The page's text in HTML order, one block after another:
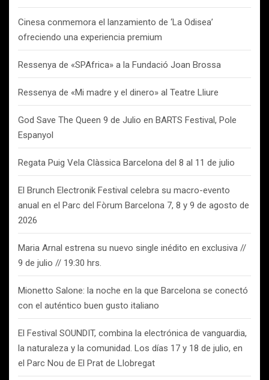
Cinesa conmemora el lanzamiento de ‘La Odisea’
ofreciendo una experiencia premium
Ressenya de «SPAfrica» a la Fundació Joan Brossa
Ressenya de «Mi madre y el dinero» al Teatre Lliure
God Save The Queen 9 de Julio en BARTS Festival, Pole
Espanyol
Regata Puig Vela Clàssica Barcelona del 8 al 11 de julio
El Brunch Electronik Festival celebra su macro-evento
anual en el Parc del Fòrum Barcelona 7, 8 y 9 de agosto de
2026
Maria Arnal estrena su nuevo single inédito en exclusiva //
9 de julio // 19:30 hrs.
Mionetto Salone: la noche en la que Barcelona se conectó
con el auténtico buen gusto italiano
El Festival SOUNDIT, combina la electrónica de vanguardia,
la naturaleza y la comunidad. Los días 17 y 18 de julio, en
el Parc Nou de El Prat de Llobregat